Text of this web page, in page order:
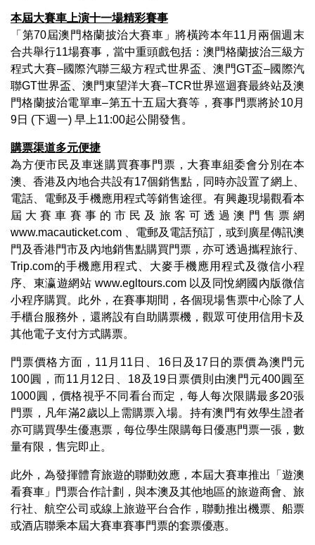
本屆大賽車上演十一場精彩賽事
「第70屆澳門格蘭披治大賽車」將橫跨本年11月兩個週末
合共舉行11場賽事，當中重頭戲包括：澳門格蘭披治三級方
程式大賽–國際汽聯三級方程式世界盃、澳門GT盃–國際汽
聯GT世界盃、澳門東望洋大賽–TCR世界巡迴賽最終站及澳
門格蘭披治電單車–第五十五屆大賽等，賽事門票將於10月
9日 (下週一) 早上11:00起公開發售。
購票渠道多元便捷
為方便市民及車迷購買賽事門票，大賽車組委會分別在本
澳、香港及內地合共設有17個銷售點，同時亦設置了網上、
電話、電郵及手機應用程式等銷售途徑。有興趣現場觀看本
屆大賽車賽事的市民及旅客可透過澳門售票網
www.macauticket.com 、電郵及電話預訂，或到廣星傳訊澳
門及香港門市及內地銷售點購買門票，亦可透過攜程旅行、
Trip.com的手機應用程式、大麥手機應用程式及微信小程
序、東瀛遊網站 www.egltours.com 以及同悅網國內版微信
小程序購買。此外，在賽事期間，各個現場售票中心除了人
手櫃台服務外，還將設有自助購票機，觀眾可使用信用卡及
其他電子支付方式購票。
門票價格方面，11月11日、16日及17日的票價為澳門元
100圓，而11月12日、18及19日票價則由澳門元400圓至
1000圓，價格視乎不同看台而定，每人每次限購最多20張
門票，凡年滿2歲以上需購票入場。持有澳門有效學生證者
亦可購買學生優惠票，每位學生限購每日優惠門票一張，數
量有限，售完即止。
此外，為發揮體育旅遊的聯動效應，本屆大賽車推出「遊澳
看賽車」門票合作計劃，與本澳及其他地區的旅遊商會、旅
行社、航空公司或線上旅遊平台合作，聯動推出機票、船票
或酒店聯乘本屆大賽車賽事門票的套票優惠。